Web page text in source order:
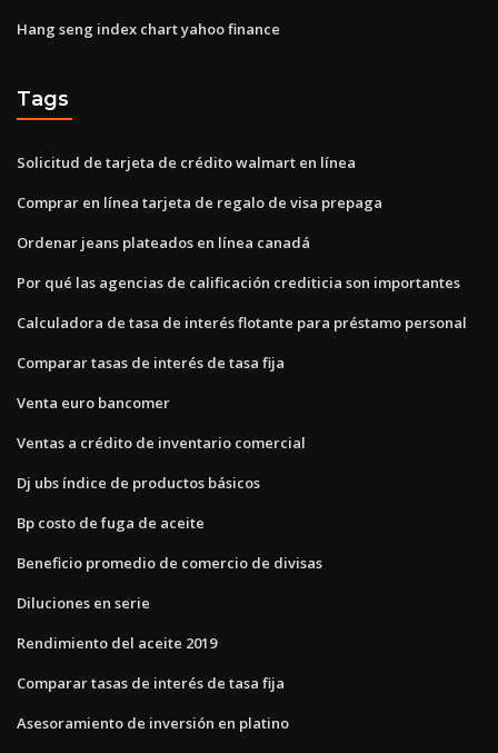
Hang seng index chart yahoo finance
Tags
Solicitud de tarjeta de crédito walmart en línea
Comprar en línea tarjeta de regalo de visa prepaga
Ordenar jeans plateados en línea canadá
Por qué las agencias de calificación crediticia son importantes
Calculadora de tasa de interés flotante para préstamo personal
Comparar tasas de interés de tasa fija
Venta euro bancomer
Ventas a crédito de inventario comercial
Dj ubs índice de productos básicos
Bp costo de fuga de aceite
Beneficio promedio de comercio de divisas
Diluciones en serie
Rendimiento del aceite 2019
Comparar tasas de interés de tasa fija
Asesoramiento de inversión en platino